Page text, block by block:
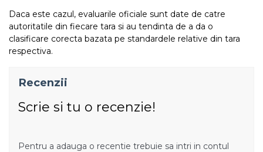
Daca este cazul, evaluarile oficiale sunt date de catre
autoritatile din fiecare tara si au tendinta de a da o
clasificare corecta bazata pe standardele relative din tara
respectiva.
Recenzii
Scrie si tu o recenzie!
Pentru a adauga o recentie trebuie sa intri in contul